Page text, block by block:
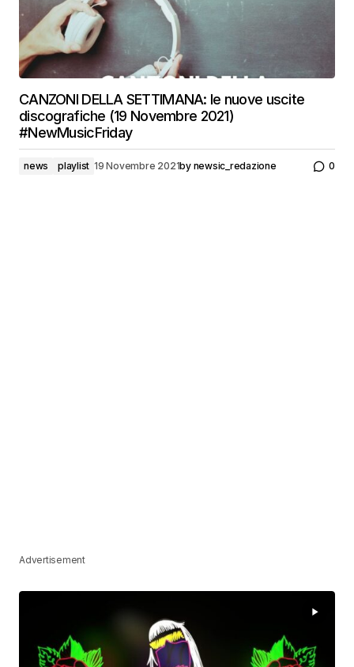
CANZONI DELLA SETTIMANA: le nuove uscite
discografiche (19 Novembre 2021)
#NewMusicFriday
news playlist 19 Novembre 2021by newsic_redazione 0
Advertisement